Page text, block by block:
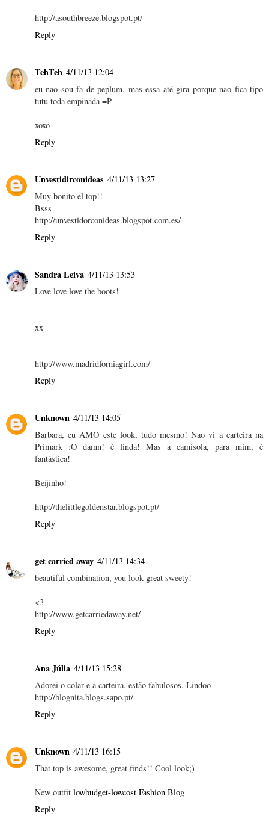
http://asouthbreeze.blogspot.pt/
Reply
TehTeh 4/11/13 12:04
eu nao sou fa de peplum, mas essa até gira porque nao fica tipo
tutu toda empinada =P
xoxo
Reply
Unvestidirconideas 4/11/13 13:27
Muy bonito el top!!
Bsss
http://unvestidorconideas.blogspot.com.es/
Reply
Sandra Leiva 4/11/13 13:53
Love love love the boots!
xx
http://www.madridforniagirl.com/
Reply
Unknown 4/11/13 14:05
Barbara, eu AMO este look, tudo mesmo! Nao vi a carteira na
Primark :O damn! é linda! Mas a camisola, para mim, é
fantástica!
Beijinho!
http://thelittlegoldenstar.blogspot.pt/
Reply
get carried away 4/11/13 14:34
beautiful combination, you look great sweety!
<3
http://www.getcarriedaway.net/
Reply
Ana Júlia 4/11/13 15:28
Adorei o colar e a carteira, estão fabulosos. Lindoo
http://blognita.blogs.sapo.pt/
Reply
Unknown 4/11/13 16:15
That top is awesome, great finds!! Cool look;)
New outfit lowbudget-lowcost Fashion Blog
Reply